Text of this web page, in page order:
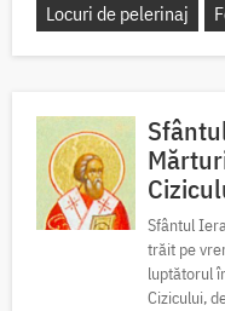
Locuri de pelerinaj
Sfântul
trăit pe
luptătorul
Cizicului,